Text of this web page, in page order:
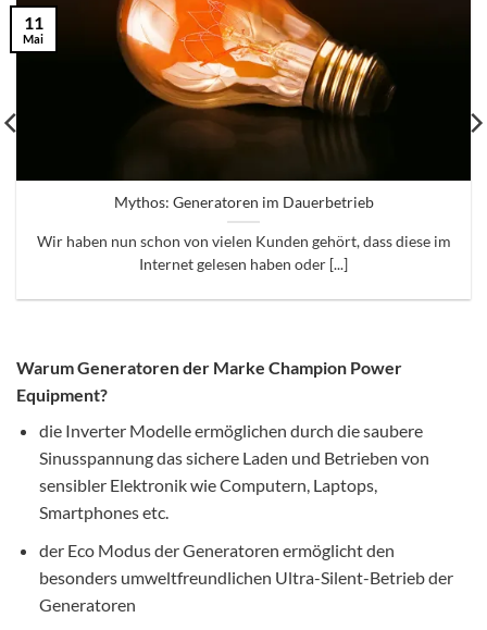
Mythos: Generatoren im Dauerbetrieb
Wir haben nun schon von vielen Kunden gehört, dass diese im
Internet gelesen haben oder [...]
11
Mai
Warum Generatoren der Marke Champion Power
Equipment?
die Inverter Modelle ermöglichen durch die saubere
Sinusspannung das sichere Laden und Betrieben von
sensibler Elektronik wie Computern, Laptops,
Smartphones etc.
der Eco Modus der Generatoren ermöglicht den
besonders umweltfreundlichen Ultra-Silent-Betrieb der
Generatoren